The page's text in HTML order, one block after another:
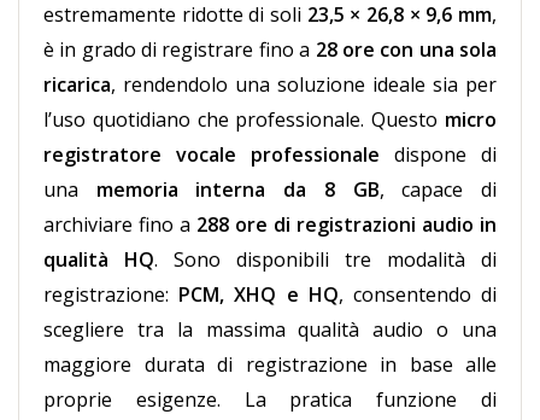
estremamente ridotte di soli 23,5 × 26,8 × 9,6 mm,
è in grado di registrare fino a 28 ore con una sola
ricarica, rendendolo una soluzione ideale sia per
l’uso quotidiano che professionale. Questo micro
registratore vocale professionale dispone di
una memoria interna da 8 GB, capace di
archiviare fino a 288 ore di registrazioni audio in
qualità HQ. Sono disponibili tre modalità di
registrazione: PCM, XHQ e HQ, consentendo di
scegliere tra la massima qualità audio o una
maggiore durata di registrazione in base alle
proprie esigenze. La pratica funzione di